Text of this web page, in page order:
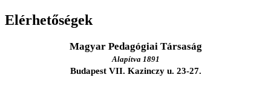
Elérhetőségek
Magyar Pedagógiai Társaság
Alapítva 1891
Budapest VII. Kazinczy u. 23-27.